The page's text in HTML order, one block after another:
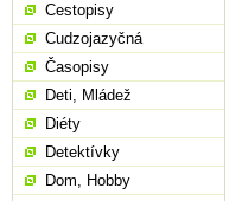
Cestopisy
Cudzojazyčná
Časopisy
Deti, Mládež
Diéty
Detektívky
Dom, Hobby